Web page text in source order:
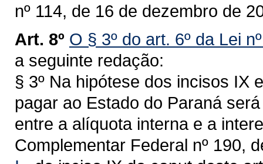
nº 114, de 16 de dezembro de
Art. 8º O § 3º do art. 6º da Lei
a seguinte redação:
§ 3º Na hipótese dos incisos IX
pagar ao Estado do Paraná
entre a alíquota interna e a
Complementar Federal nº 190,